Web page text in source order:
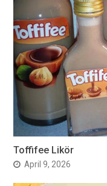
Toffifee Likör
April 9, 2026